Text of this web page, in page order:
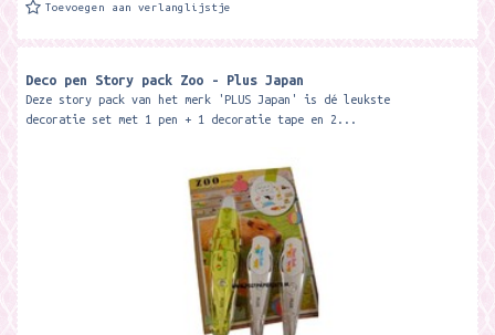
Toevoegen aan verlanglijstje
Deco pen Story pack Zoo - Plus Japan
Deze story pack van het merk 'PLUS Japan' is dé leukste
decoratie set met 1 pen + 1 decoratie tape en 2...